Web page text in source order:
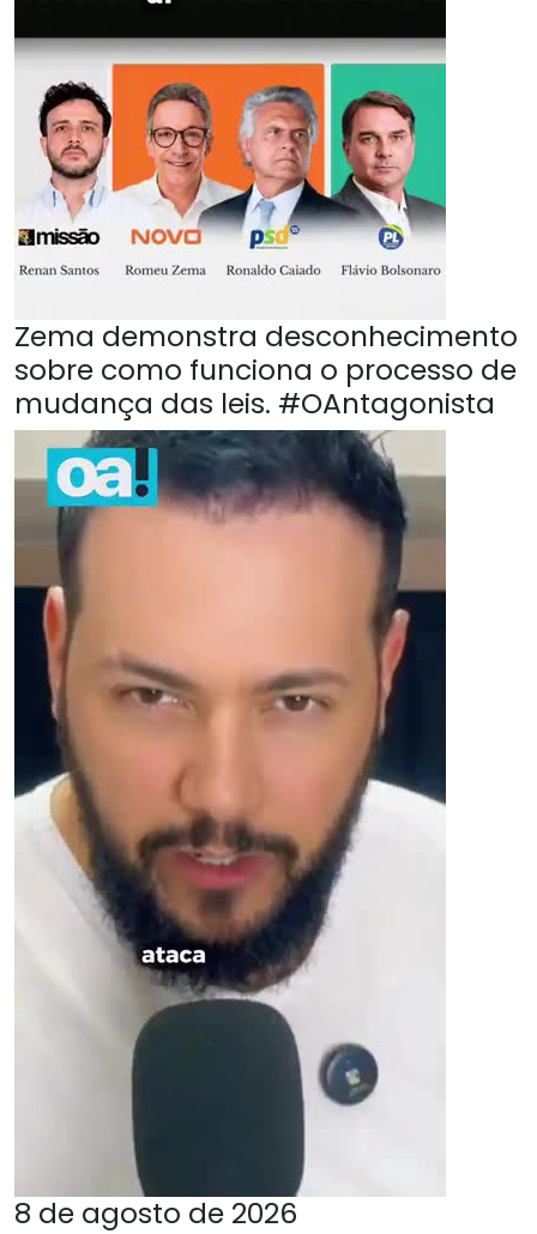
Zema demonstra desconhecimento
sobre como funciona o processo de
mudança das leis. #OAntagonista
8 de agosto de 2026